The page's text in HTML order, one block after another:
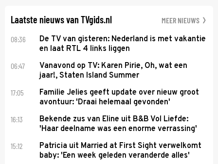
Laatste nieuws van TVgids.nl MEER NIEUWS
08:36
De TV van gisteren: Nederland is met vakantie
en laat RTL 4 links liggen
06:47
Vanavond op TV: Karen Pirie, Oh, wat een
jaar!, Staten Island Summer
17:05
Familie Jelies geeft update over nieuw groot
avontuur: 'Draai helemaal gevonden'
16:13
Bekende zus van Eline uit B&B Vol Liefde:
'Haar deelname was een enorme verrassing'
15:12
Patricia uit Married at First Sight verwelkomt
baby: 'Een week geleden veranderde alles'